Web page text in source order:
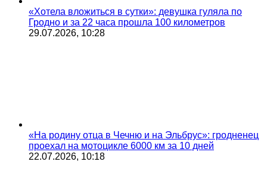
«Хотела вложиться в сутки»: девушка гуляла по
Гродно и за 22 часа прошла 100 километров
29.07.2026, 10:28
«На родину отца в Чечню и на Эльбрус»: гродненец
проехал на мотоцикле 6000 км за 10 дней
22.07.2026, 10:18